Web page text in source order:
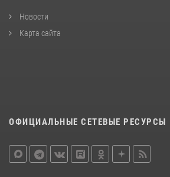
Новости
Карта сайта
ОФИЦИАЛЬНЫЕ СЕТЕВЫЕ РЕСУРСЫ